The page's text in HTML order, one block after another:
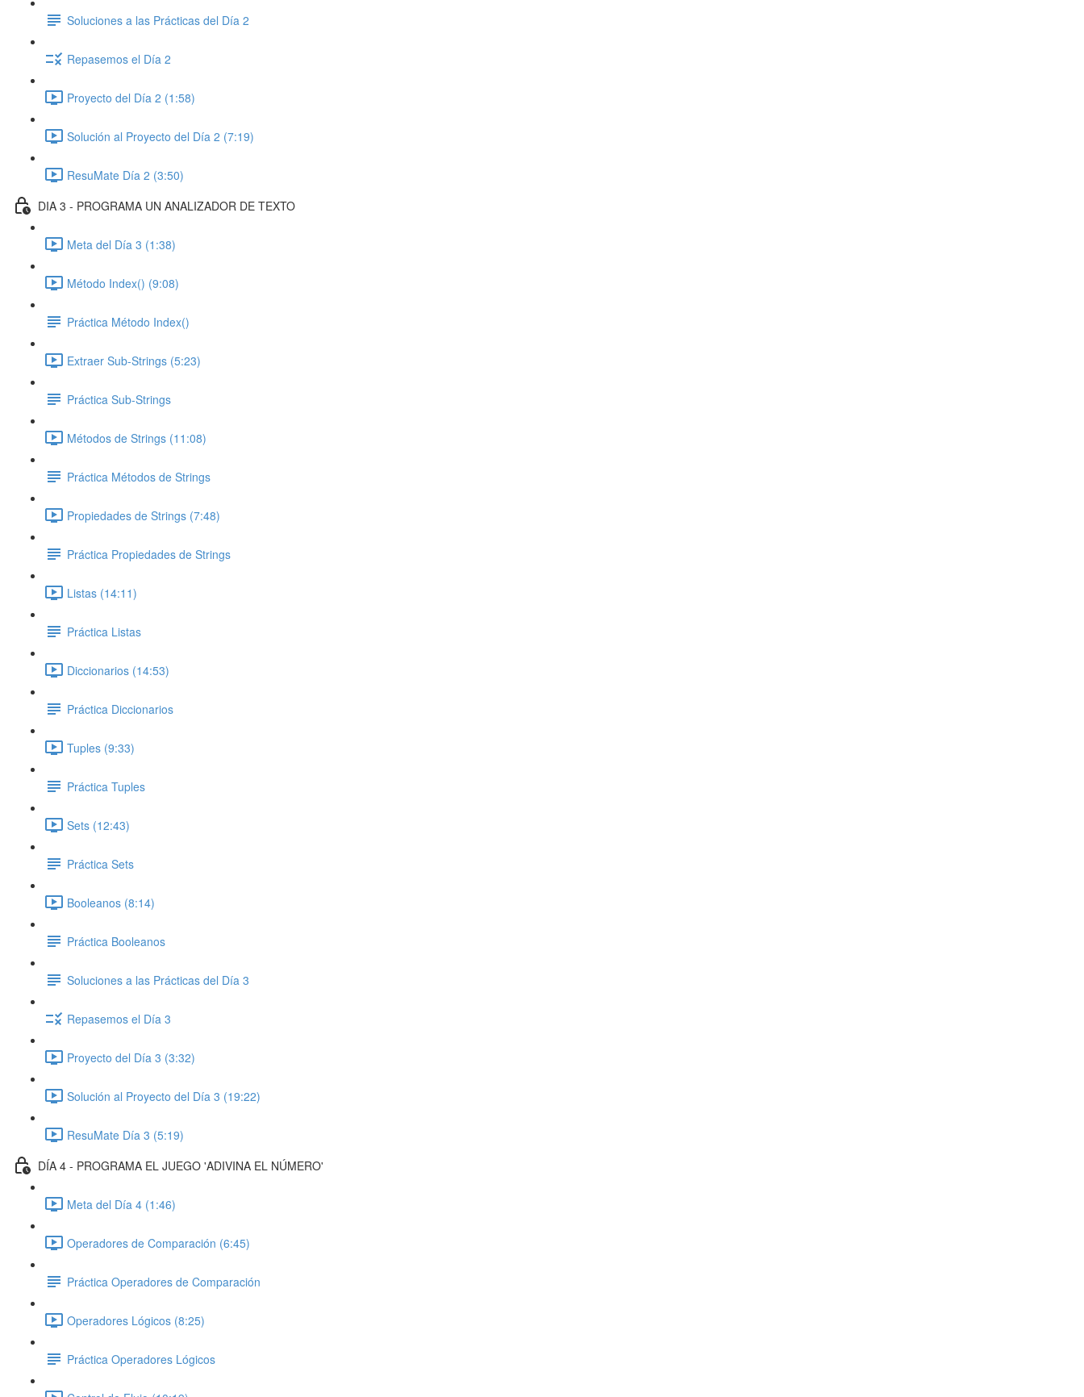
Soluciones a las Prácticas del Día 2
Repasemos el Día 2
Proyecto del Día 2 (1:58)
Solución al Proyecto del Día 2 (7:19)
ResuMate Día 2 (3:50)
DIA 3 - PROGRAMA UN ANALIZADOR DE TEXTO
Meta del Día 3 (1:38)
Método Index() (9:08)
Práctica Método Index()
Extraer Sub-Strings (5:23)
Práctica Sub-Strings
Métodos de Strings (11:08)
Práctica Métodos de Strings
Propiedades de Strings (7:48)
Práctica Propiedades de Strings
Listas (14:11)
Práctica Listas
Diccionarios (14:53)
Práctica Diccionarios
Tuples (9:33)
Práctica Tuples
Sets (12:43)
Práctica Sets
Booleanos (8:14)
Práctica Booleanos
Soluciones a las Prácticas del Día 3
Repasemos el Día 3
Proyecto del Día 3 (3:32)
Solución al Proyecto del Día 3 (19:22)
ResuMate Día 3 (5:19)
DÍA 4 - PROGRAMA EL JUEGO 'ADIVINA EL NÚMERO'
Meta del Día 4 (1:46)
Operadores de Comparación (6:45)
Práctica Operadores de Comparación
Operadores Lógicos (8:25)
Práctica Operadores Lógicos